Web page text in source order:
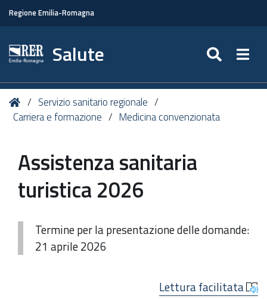
Regione Emilia-Romagna
Salute
Tu
sei
HomeServizio sanitario regionale
Carriera e formazione
Medicina convenzionata
Assistenza sanitaria
turistica 2026
Termine per la presentazione delle domande:
21 aprile 2026
Lettura facilitata